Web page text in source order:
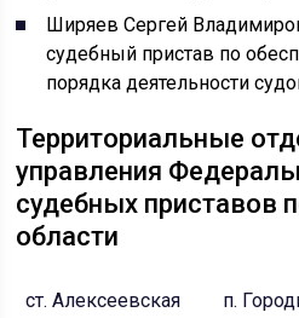
Ширяев Сергей
судебный пристав по
порядка деятельности
Территориальные
управления
судебных приставов
области
ст. Алексеевская п.